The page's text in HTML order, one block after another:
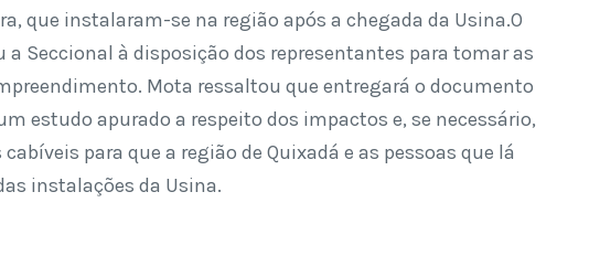
que instalaram-se na região após a chegada da Usina.O
a Seccional à disposição dos representantes para tomar as
Mota ressaltou que entregará o documento
estudo apurado a respeito dos impactos e, se necessário,
para que a região de Quixadá e as pessoas que lá
instalações da Usina.